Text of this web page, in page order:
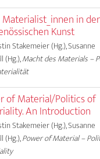
in der
Kunst
Stakemeier (Hg.), Susanne
(Hg.),Macht des Materials –
of Material/Politics of
An Introduction
Stakemeier (Hg.), Susanne
(Hg.),Power of Material –